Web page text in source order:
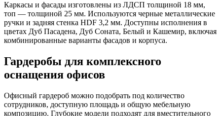
Каркасы и фасады изготовлены из ЛДСП толщиной 18 мм,
топ — толщиной 25 мм. Используются черные металлические
ручки и задняя стенка HDF 3,2 мм. Доступны исполнения в
цветах Дуб Пасадена, Дуб Соната, Белый и Кашемир, включая
комбинированные варианты фасадов и корпуса.
Гардеробы для комплексного
оснащения офисов
Офисный гардероб можно подобрать под количество
сотрудников, доступную площадь и общую мебельную
композицию. Глубокие модели подходят для вместительного